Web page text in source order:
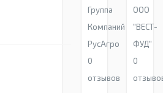
Группа
Компаний
РусАгро
0
отзывов
ООО
"ВЕСТ-
ФУД"
0